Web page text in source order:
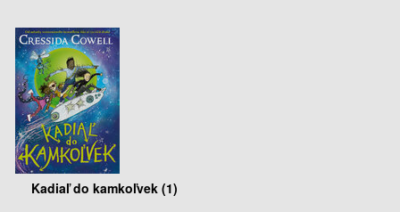
Kadiaľ do kamkoľvek (1)